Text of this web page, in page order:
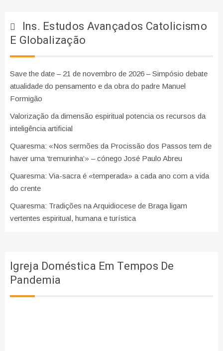
Ins. Estudos Avançados Catolicismo
E Globalização
Save the date – 21 de novembro de 2026 – Simpósio debate
atualidade do pensamento e da obra do padre Manuel
Formigão
Valorização da dimensão espiritual potencia os recursos da
inteligência artificial
Quaresma: «Nos sermões da Procissão dos Passos tem de
haver uma ‘tremurinha’» – cónego José Paulo Abreu
Quaresma: Via-sacra é «temperada» a cada ano com a vida
do crente
Quaresma: Tradições na Arquidiocese de Braga ligam
vertentes espiritual, humana e turística
Igreja Doméstica Em Tempos De
Pandemia